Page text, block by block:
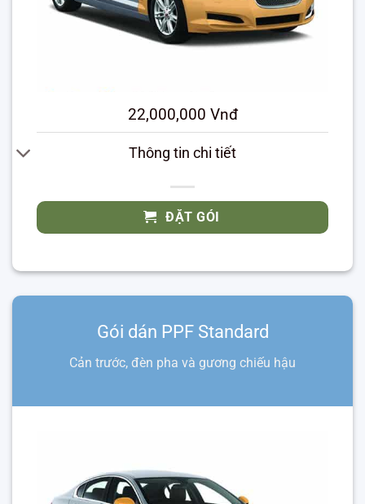
22,000,000 Vnđ
Thông tin chi tiết
ĐẶT GÓI
Gói dán PPF Standard
Cản trước, đèn pha và gương chiếu hậu